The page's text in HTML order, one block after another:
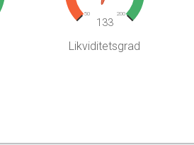
50 200
133
Likviditetsgrad